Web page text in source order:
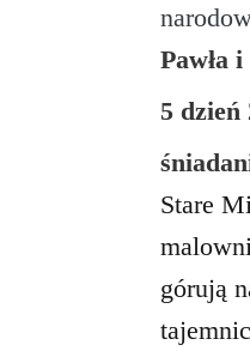
Pawła
5 dzień
Stare
górują